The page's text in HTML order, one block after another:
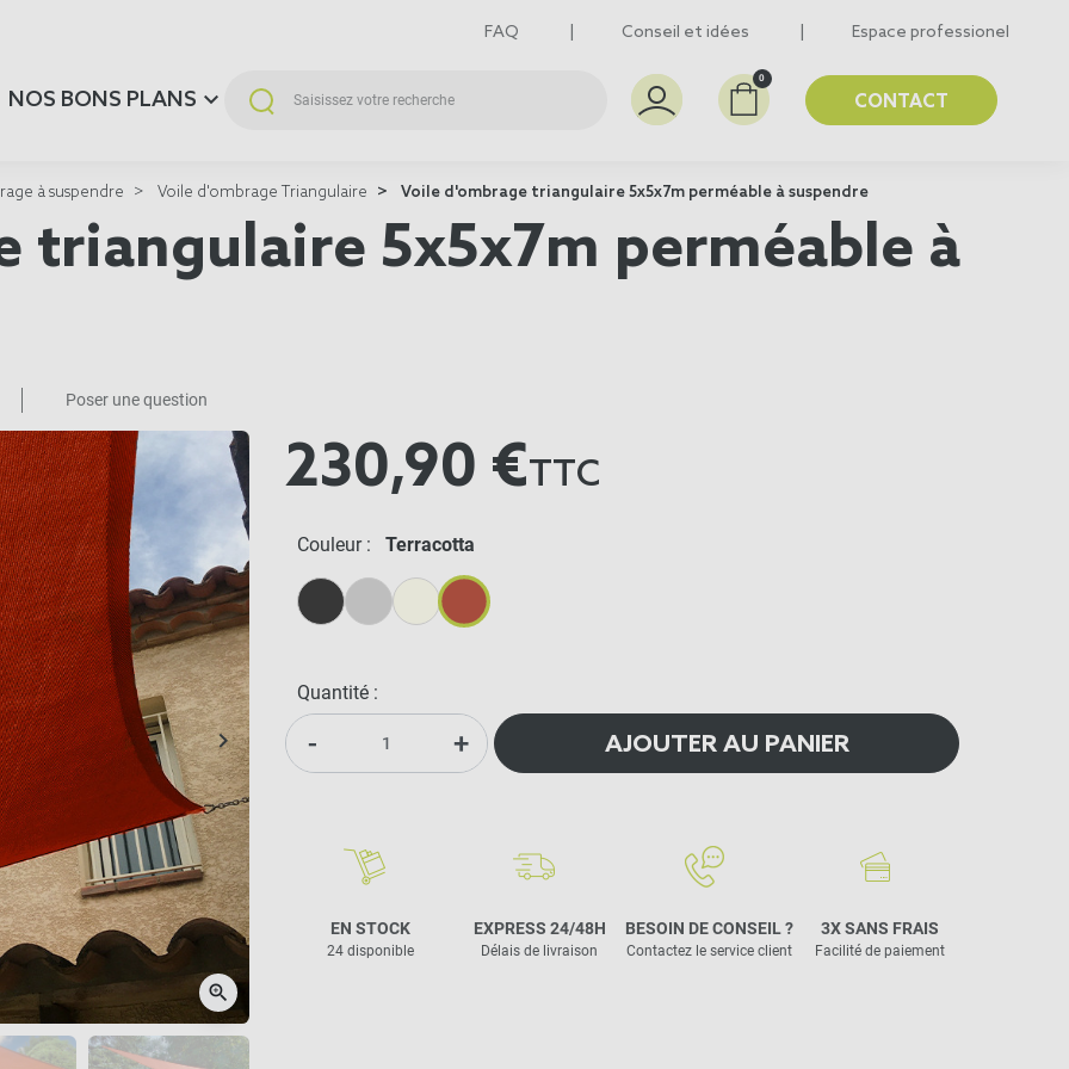
FAQ Conseil et idées Espace professionel
0
CONTACT
NOS BONS PLANS
à suspendre Voile d'ombrage Triangulaire Voile d'ombrage triangulaire 5x5x7m perméable à suspendre
triangulaire 5x5x7m perméable à
Poser une question
Suivant
keyboard_arrow_right
zoom_in
230,90 €TTC
Couleur : Terracotta
Quantité :
- + AJOUTER AU PANIER
EN STOCK
24 disponible
EXPRESS 24/48H
Délais de livraison
BESOIN DE CONSEIL ?
Contactez le service client
3X SANS FRAIS
Facilité de paiement